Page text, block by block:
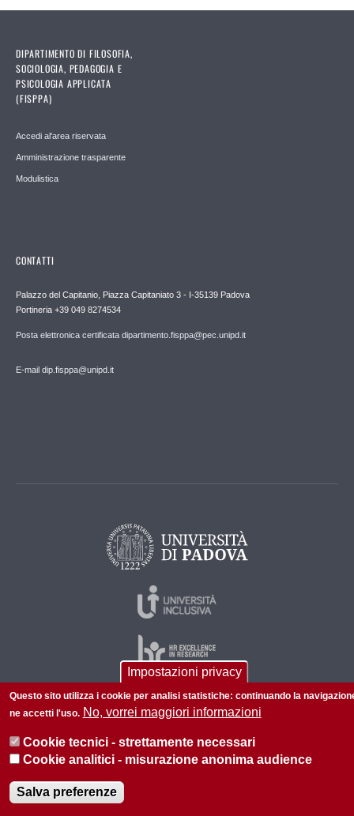
DIPARTIMENTO DI FILOSOFIA,
SOCIOLOGIA, PEDAGOGIA E
PSICOLOGIA APPLICATA
(FISPPA)
Accedi al'area riservata
Amministrazione trasparente
Modulistica
CONTATTI
Palazzo del Capitanio, Piazza Capitaniato 3 - I-35139 Padova
Portineria +39 049 8274534
Posta elettronica certificata dipartimento.fisppa@pec.unipd.it
E-mail dip.fisppa@unipd.it
© 2026 Università di Padova - Tutti i diritti riservati
P.I. 00742430283 C.F. 80006480281
Informazioni su questo sito Privacy policy
Impostazioni privacy
Questo sito utilizza i cookie per analisi statistiche: continuando la
ne accetti l'uso. No, vorrei maggiori informazioni
Cookie tecnici - strettamente necessari
Cookie analitici - misurazione anonima audience
Salva preferenze